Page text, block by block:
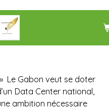
» Le Gabon veut se doter
Data Center national,
ambition nécessaire